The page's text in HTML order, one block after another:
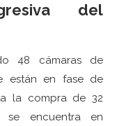
del
48 cámaras de
están en fase de
la compra de 32
se encuentra en